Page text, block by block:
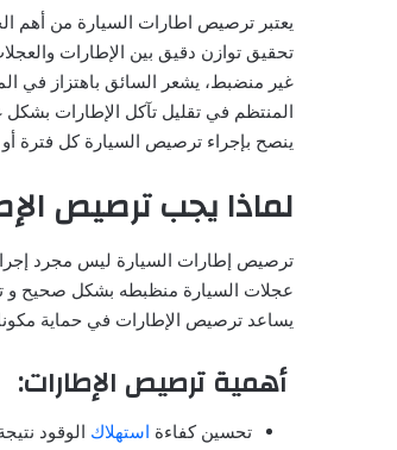
يعتبر ترصيص اطارات السيارة من أهم
تحقيق توازن دقيق بين الإطارات
غير منضبط، يشعر السائق باهتزاز في
المنتظم في تقليل تآكل الإطارات
ينصح بإجراء ترصيص السيارة كل فترة
لماذا يجب ترصيص
ترصيص إطارات السيارة ليس مجرد
عجلات السيارة منظبطه بشكل صحيح و
يساعد ترصيص الإطارات في حماية
أهمية ترصيص الإطارات:
تحسين كفاءة استهلاك الوقود